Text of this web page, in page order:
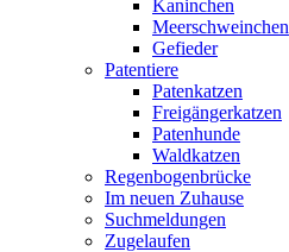
Kaninchen
Meerschweinchen
Gefieder
Patentiere
Patenkatzen
Freigängerkatzen
Patenhunde
Waldkatzen
Regenbogenbrücke
Im neuen Zuhause
Suchmeldungen
Zugelaufen